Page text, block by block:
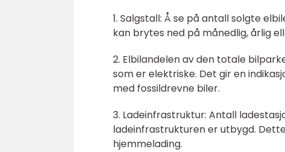
1. Salgstall: Å se på antall solgte
kan brytes ned på månedlig, årlig
2. Elbilandelen av den totale
som er elektriske. Det gir en
med fossildrevne biler.
3. Ladeinfrastruktur: Antall
ladeinfrastrukturen er utbygd.
hjemmelading.